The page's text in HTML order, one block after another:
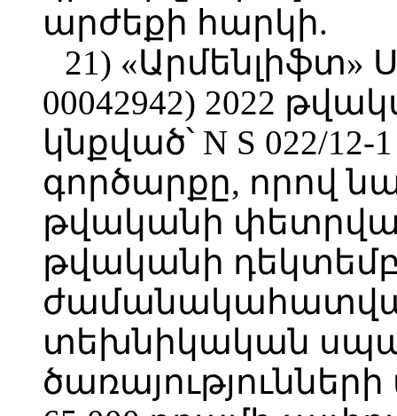
արժեքի հարկի.
21) «Արմենլիֆտ»
00042942) 2022
կնքված՝ N S 022/
գործարքը, որով
թվականի
թվականի
տեխնիկական